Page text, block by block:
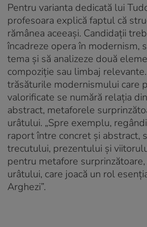
Pentru varianta dedicată lui
profesoara explică faptul că
rămânea aceeași. Candidații
încadreze opera în modernism,
tema și să analizeze două
compoziție sau limbaj
trăsăturile modernismului care
valorificate se numără relația
abstract, metaforele
urâtului. „Spre exemplu,
raport între concret și abstract,
trecutului, prezentului și
pentru metafore
urâtului, care joacă un rol
Arghezi”.